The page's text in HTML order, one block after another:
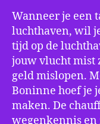
Wanneer je een
luchthaven, wil
tijd op de
jouw vlucht mist
geld mislopen.
Boninne hoef je
maken. De
wegenkennis en